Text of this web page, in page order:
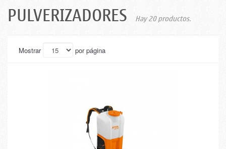
PULVERIZADORES Hay 20 productos.
Mostrar por página